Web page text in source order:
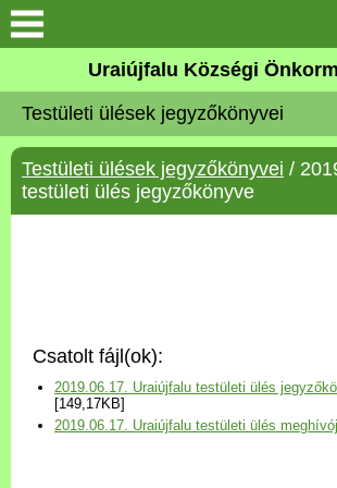
Köszöntő
Elérhetőségek
Uraiújfalu
Választási információk
Versenyképes Járások
Uraiújfalu Községi
Testületi ülések jegyzőkönyvei
Testületi ülések jegyzőkönyvei /
testületi ülés jegyzőkönyve
Csatolt fájl(ok):
2019.06.17. Uraiújfalu testületi ülés
[149,17KB]
2019.06.17. Uraiújfalu testületi ülés